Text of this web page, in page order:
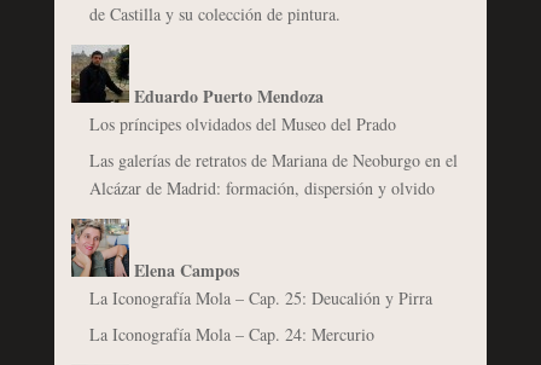
de Castilla y su colección de pintura.
Eduardo Puerto Mendoza
Los príncipes olvidados del Museo del Prado
Las galerías de retratos de Mariana de Neoburgo en el
Alcázar de Madrid: formación, dispersión y olvido
Elena Campos
La Iconografía Mola – Cap. 25: Deucalión y Pirra
La Iconografía Mola – Cap. 24: Mercurio